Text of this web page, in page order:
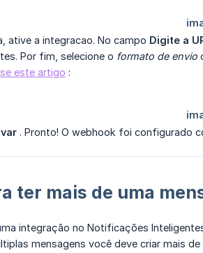
ative a integracao. No campo Digite a
Por fim, selecione o formato de envio
este artigo :
. Pronto! O webhook foi configurado
ter mais de uma
integração no Notificações
mensagens você deve criar mais de